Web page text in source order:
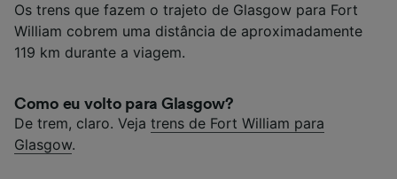
Os trens que fazem o trajeto de Glasgow para Fort
William cobrem uma distância de aproximadamente
119 km durante a viagem.
Como eu volto para Glasgow?
De trem, claro. Veja trens de Fort William para
Glasgow.